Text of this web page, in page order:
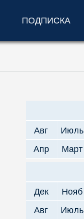
ПОДПИСКА
Авг
Июль
Апр
Март
Дек
Нояб
Авг
Июль